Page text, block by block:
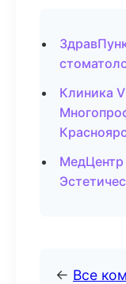
Клиника
← Все